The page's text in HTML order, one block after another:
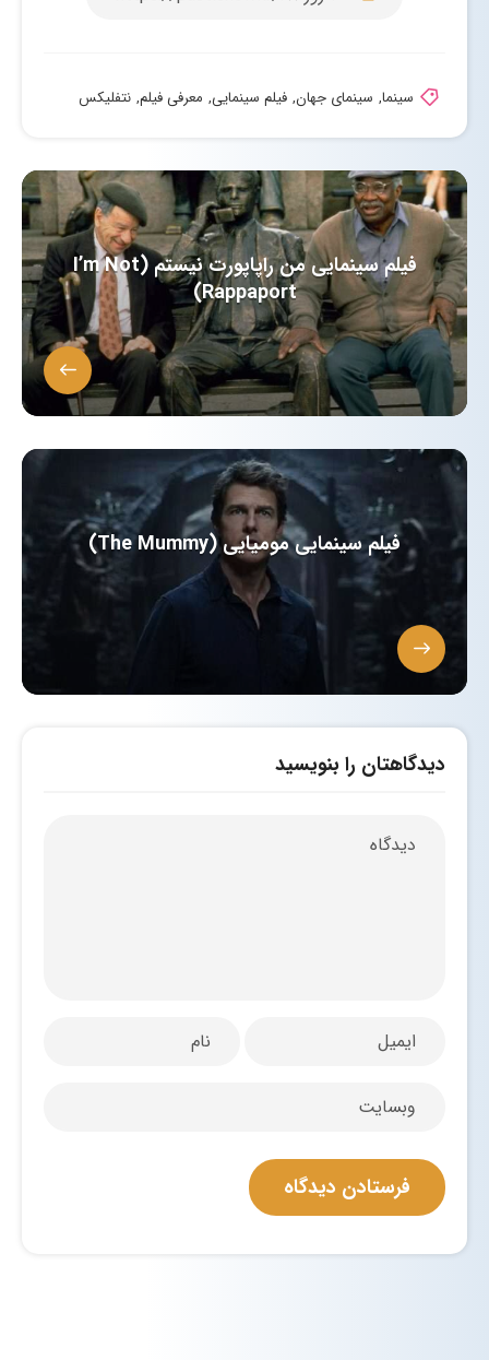
سینما, سینمای جهان, فیلم سینمایی, معرفی فیلم, نتفلیکس
فیلم سینمایی من راپاپورت نیستم (I’m Not
Rappaport)
فیلم سینمایی مومیایی (The Mummy)
دیدگاهتان را بنویسید